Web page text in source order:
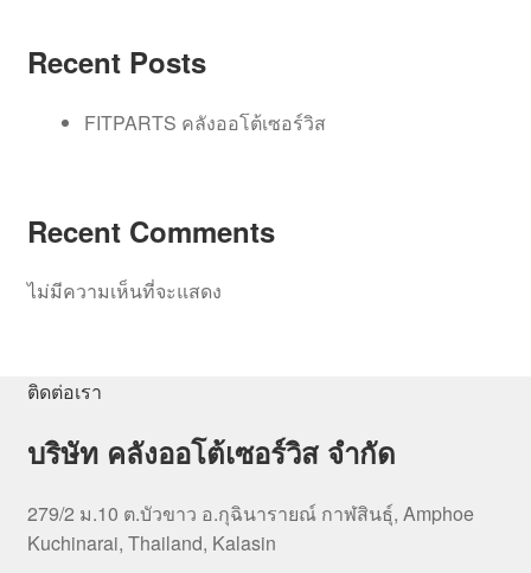
Recent Posts
FITPARTS คลังออโต้เซอร์วิส
Recent Comments
ไม่มีความเห็นที่จะแสดง
ติดต่อเรา
บริษัท คลังออโต้เซอร์วิส จำกัด
279/2 ม.10 ต.บัวขาว อ.กุฉินารายณ์ กาฬสินธุ์, Amphoe
Kuchinarai, Thailand, Kalasin